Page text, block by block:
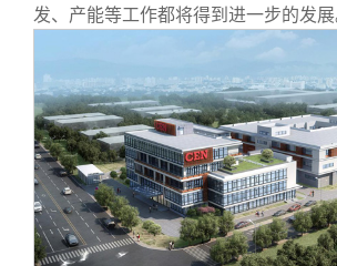
发、产能等工作都将得到进一步的发展